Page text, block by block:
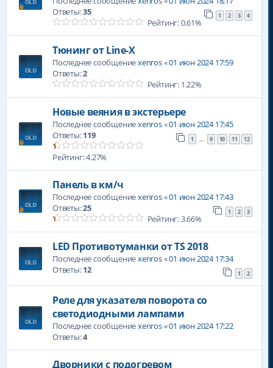
Ответы:35 1 2 3 4
Рейтинг: 0.61%
Тюнинг от Line-X
Последнее сообщениеxenros«01 июн 2024 17:59
Ответы:2
Рейтинг: 1.22%
Новые веяния в экстерьере
Последнее сообщениеxenros«01 июн 2024 17:45
Ответы:119 1 … 9 10 11 12
Рейтинг: 4.27%
Панель в км/ч
Последнее сообщениеxenros«01 июн 2024 17:43
Ответы:25 1 2 3
Рейтинг: 3.66%
LED Противотуманки от TS 2018
Последнее сообщениеxenros«01 июн 2024 17:34
Ответы:12 1 2
Реле для указателя поворота со
светодиодными лампами
Последнее сообщениеxenros«01 июн 2024 17:22
Ответы:4
Дворники с подогревом